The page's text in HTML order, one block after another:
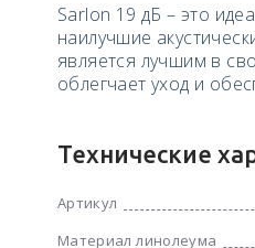
Sarlon 19 дБ – это
наилучшие
является лучшим в
облегчает уход и
Технические
Артикул
Материал линолеума